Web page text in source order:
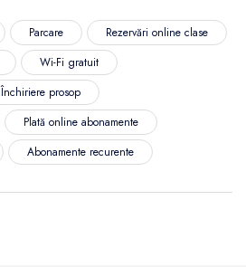
Parcare
Rezervări online clase
Wi-Fi gratuit
Închiriere prosop
Plată online abonamente
Abonamente recurente